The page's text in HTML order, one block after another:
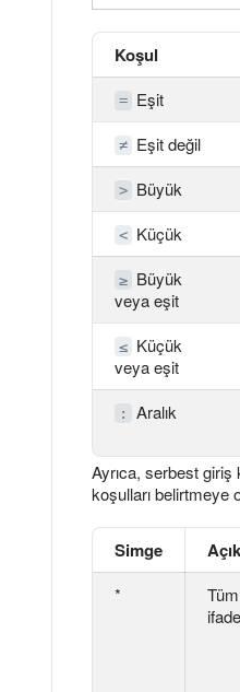
Koşul
= Eşit
≠ Eşit değil
> Büyük
< Küçük
≥ Büyük
veya eşit
≤ Küçük
veya eşit
: Aralık
Ayrıca, serbest giriş
koşulları belirtmeye
Simge
*